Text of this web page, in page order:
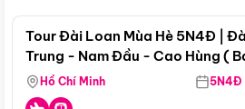
Tour Đài Loan Mùa Hè 5N4Đ |
Trung - Nam Đầu - Cao Hùng (
Hồ Chí Minh 5N4Đ